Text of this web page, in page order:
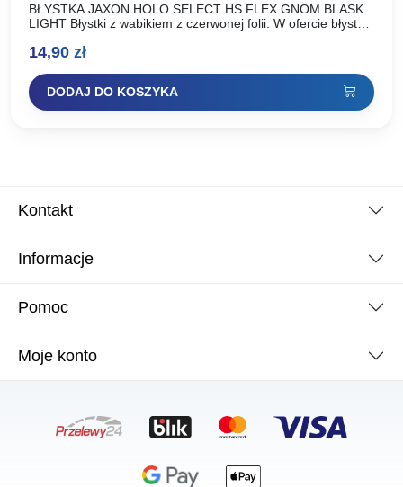
BŁYSTKA JAXON HOLO SELECT HS FLEX GNOM BLASK
LIGHT Błystki z wabikiem z czerwonej folii. W ofercie błystki
14,90 zł
DODAJ DO KOSZYKA
Kontakt
Informacje
Pomoc
Moje konto